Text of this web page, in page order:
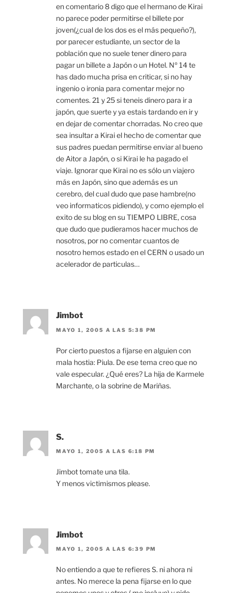
en comentario 8 digo que el hermano de Kirai
no parece poder permitirse el billete por
joven(¿cual de los dos es el más pequeño?),
por parecer estudiante, un sector de la
población que no suele tener dinero para
pagar un billete a Japón o un Hotel. Nº 14 te
has dado mucha prisa en criticar, si no hay
ingenio o ironia para comentar mejor no
comentes. 21 y 25 si teneis dinero para ir a
japón, que suerte y ya estais tardando en ir y
en dejar de comentar chorradas. No creo que
sea insultar a Kirai el hecho de comentar que
sus padres puedan permitirse enviar al bueno
de Aitor a Japón, o si Kirai le ha pagado el
viaje. Ignorar que Kirai no es sólo un viajero
más en Japón, sino que además es un
cerebro, del cual dudo que pase hambre(no
veo informaticos pidiendo), y como ejemplo el
exito de su blog en su TIEMPO LIBRE, cosa
que dudo que pudieramos hacer muchos de
nosotros, por no comentar cuantos de
nosotro hemos estado en el CERN o usado un
acelerador de particulas…
Jimbot
MAYO 1, 2005 A LAS 5:38 PM
Por cierto puestos a fijarse en alguien con
mala hostia: Piula. De ese tema creo que no
vale especular. ¿Qué eres? La hija de Karmele
Marchante, o la sobrine de Mariñas.
S.
MAYO 1, 2005 A LAS 6:18 PM
Jimbot tomate una tila.
Y menos victimismos please.
Jimbot
MAYO 1, 2005 A LAS 6:39 PM
No entiendo a que te refieres S. ni ahora ni
antes. No merece la pena fijarse en lo que